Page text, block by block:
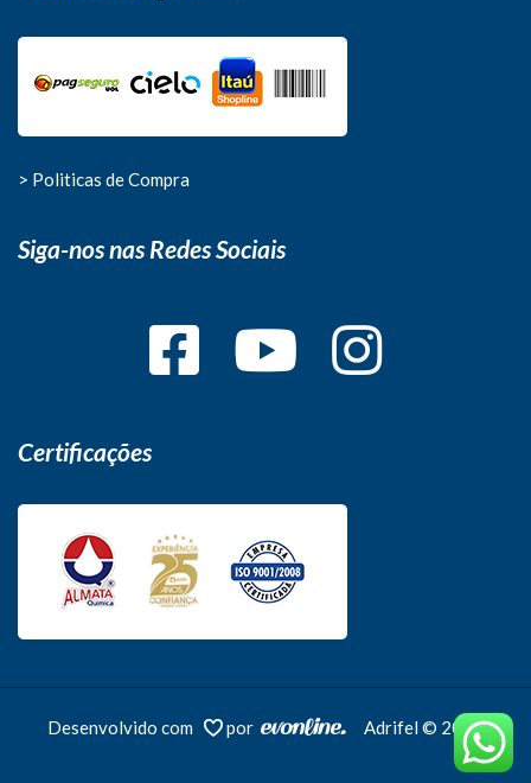
> Politicas de Compra
Siga-nos nas Redes Sociais
Certificações
Desenvolvido com por Adrifel © 2026